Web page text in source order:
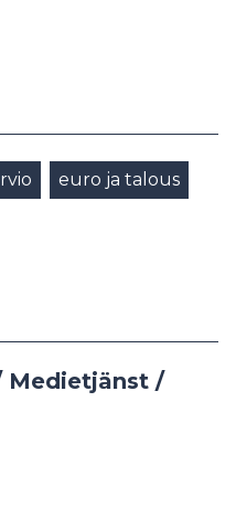
euro ja talous
Medietjänst /